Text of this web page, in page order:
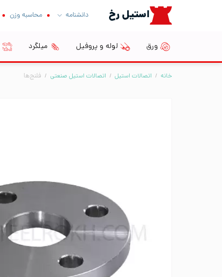
استیل رخ دانشنامه محاسبه وزن
ورق لوله و پروفیل میلگرد
خانه / اتصالات استیل / اتصالات استیل صنعتی / فلنج‌ها